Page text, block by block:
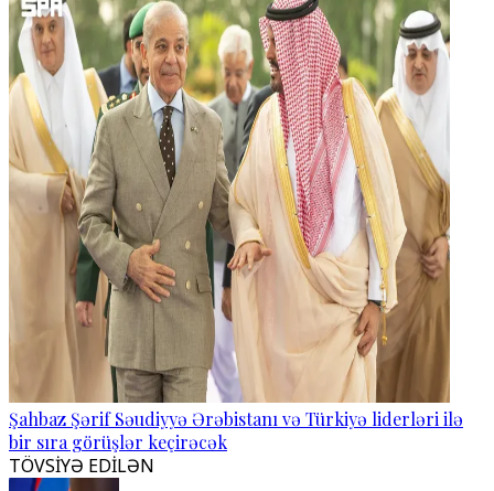
Şahbaz Şərif Səudiyyə Ərəbistanı və Türkiyə liderləri ilə
bir sıra görüşlər keçirəcək
TÖVSİYƏ EDİLƏN